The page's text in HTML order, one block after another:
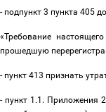
- подпункт 3 пункта 405
«Требование
прошедшую
- пункт 413 признать
- пункт 1.1. Приложения